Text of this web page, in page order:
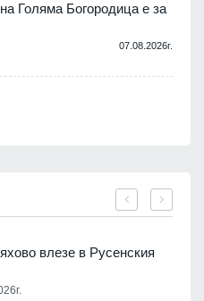
Голяма Богородица е за
07.08.2026г.
влезе в Русенския